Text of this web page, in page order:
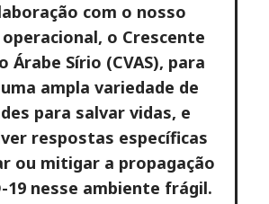
com o nosso
o Crescente
Árabe Sírio (CVAS), para
ampla variedade de
para salvar vidas, e
respostas específicas
ou mitigar a propagação
19 nesse ambiente frágil.